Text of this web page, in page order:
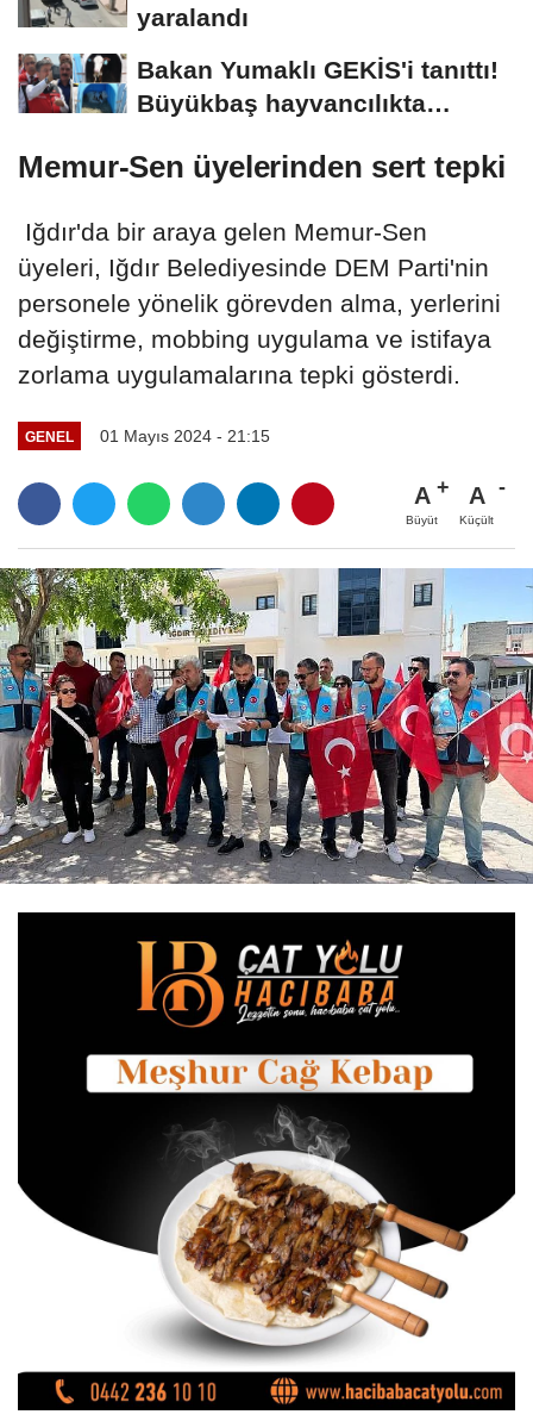
yaralandı
Bakan Yumaklı GEKİS'i tanıttı!
Büyükbaş hayvancılıkta
Memur-Sen üyelerinden sert tepki
Iğdır'da bir araya gelen Memur-Sen
üyeleri, Iğdır Belediyesinde DEM Parti'nin
personele yönelik görevden alma, yerlerini
değiştirme, mobbing uygulama ve istifaya
zorlama uygulamalarına tepki gösterdi.
GENEL 01 Mayıs 2024 - 21:15
A
Büyüt
A
Küçült